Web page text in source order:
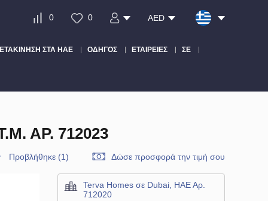
0 0 AED
ΣΤΑ ΗΑΕ ΟΔΗΓΌΣ ΕΤΑΙΡΕΊΕΣ ΣΕ
ΑΡ. 712023
Προβλήθηκε (1) Δώσε προσφορά την τιμή σου
Terva Homes σε Dubai, ΗΑΕ Αρ.
712020